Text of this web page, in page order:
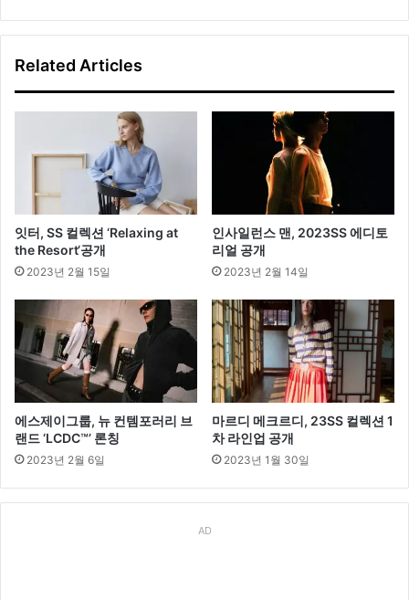
한
Related Articles
잇터, SS 컬렉션 ‘Relaxing at
the Resort‘공개
2023년 2월 15일
인사일런스 맨, 2023SS 에디토
리얼 공개
2023년 2월 14일
에스제이그룹, 뉴 컨템포러리 브
랜드 ‘LCDC™’ 론칭
2023년 2월 6일
마르디 메크르디, 23SS 컬렉션 1
차 라인업 공개
2023년 1월 30일
AD